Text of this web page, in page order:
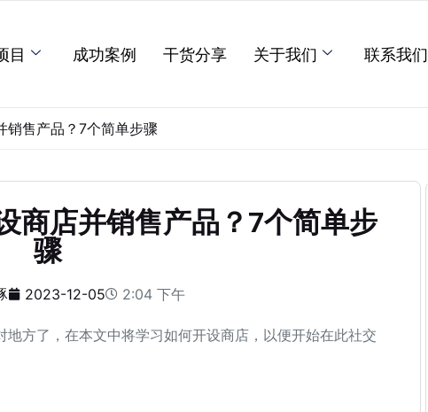
目 成功案例 干货分享 关于我们 联系我们
售产品？7个简单步骤
商店并销售产品？7个简单步
骤
2023-12-05 2:04 下午
地方了，在本文中将学习如何开设商店，以便开始在此社交